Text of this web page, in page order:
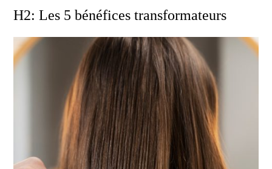
H2: Les 5 bénéfices transformateurs